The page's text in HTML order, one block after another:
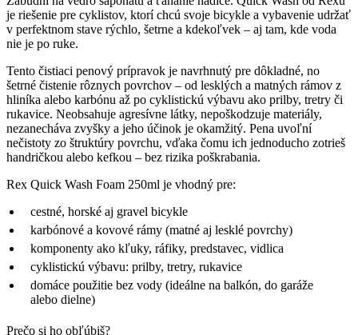
je riešenie pre cyklistov, ktorí chcú svoje bicykle a vybavenie udržať
v perfektnom stave rýchlo, šetrne a kdekoľvek – aj tam, kde voda
nie je po ruke.
Tento čistiaci penový prípravok je navrhnutý pre dôkladné, no
šetrné čistenie rôznych povrchov – od lesklých a matných rámov z
hliníka alebo karbónu až po cyklistickú výbavu ako prilby, tretry či
rukavice. Neobsahuje agresívne látky, nepoškodzuje materiály,
nezanecháva zvyšky a jeho účinok je okamžitý. Pena uvoľní
nečistoty zo štruktúry povrchu, vďaka čomu ich jednoducho zotrieš
handričkou alebo kefkou – bez rizika poškrabania.
Rex Quick Wash Foam 250ml je vhodný pre:
cestné, horské aj gravel bicykle
karbónové a kovové rámy (matné aj lesklé povrchy)
komponenty ako kľuky, ráfiky, predstavec, vidlica
cyklistickú výbavu: prilby, tretry, rukavice
domáce použitie bez vody (ideálne na balkón, do garáže
alebo dielne)
Prečo si ho obľúbiš?